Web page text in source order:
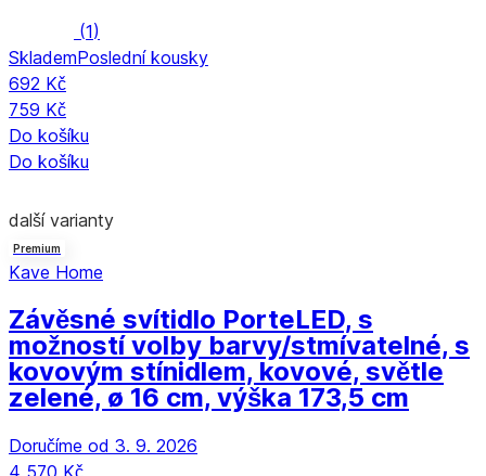
(1)
SklademPoslední kousky
692 Kč
759 Kč
Do košíku
Do košíku
další varianty
Premium
Kave Home
Závěsné svítidlo PorteLED, s
možností volby barvy/stmívatelné, s
kovovým stínidlem, kovové, světle
zelené, ø 16 cm, výška 173,5 cm
Doručíme od 3. 9. 2026
4 570 Kč